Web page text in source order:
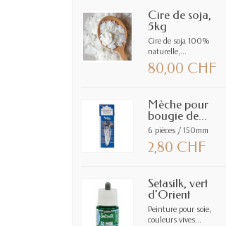
Cire de soja,
5kg
Cire de soja 100%
naturelle,...
80,00 CHF
Mèche pour
bougie de...
6 pièces / 150mm
2,80 CHF
Setasilk, vert
d'Orient
Peinture pour soie,
couleurs vives...